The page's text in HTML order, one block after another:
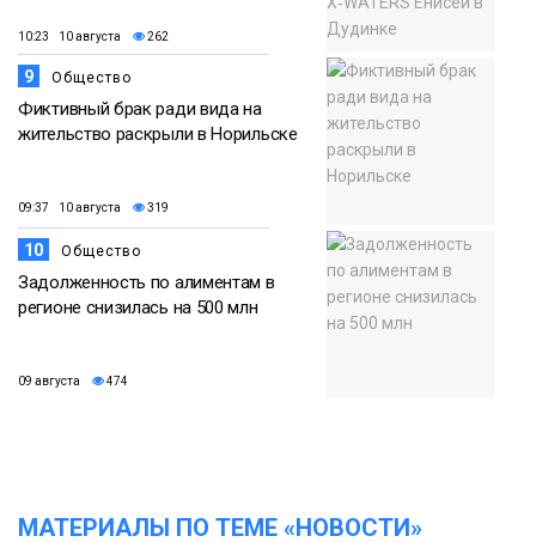
10:23 10 августа 262
9 Общество
Фиктивный брак ради вида на
жительство раскрыли в Норильске
09:37 10 августа 319
10 Общество
Задолженность по алиментам в
регионе снизилась на 500 млн
09 августа 474
МАТЕРИАЛЫ ПО ТЕМЕ «НОВОСТИ»